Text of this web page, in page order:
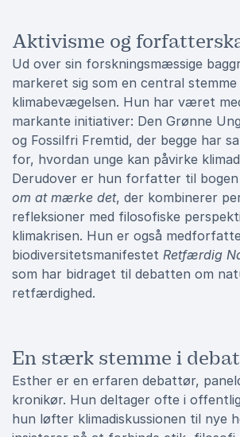
Aktivisme og
Ud over sin forskningsmæssige
markeret sig som en central stemme
klimabevægelsen. Hun har været
markante initiativer: Den Grønne
og Fossilfri Fremtid, der begge har
for, hvordan unge kan påvirke
Derudover er hun forfatter til bogen
om at mærke det, der kombinerer
refleksioner med filosofiske
klimakrisen. Hun er også
biodiversitetsmanifestet Retfærdig
som har bidraget til debatten om
retfærdighed.
En stærk stemme i
Esther er en erfaren debattør,
kronikør. Hun deltager ofte i
hun løfter klimadiskussionen til nye